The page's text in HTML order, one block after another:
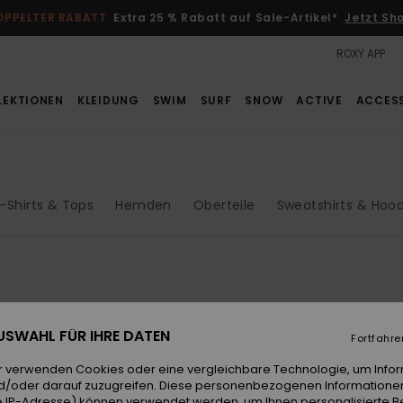
RABATT Extra 25 % Rabatt auf Sale-Artikel* Jetzt
ROXY APP
KLEIDUNG SWIM SURF SNOW ACTIVE
Shirts & Tops Hemden Oberteile Sweatshirts &
FÜR IHRE DATEN
verwenden Cookies oder eine vergleichbare Technologie, um
oder darauf zuzugreifen. Diese personenbezogenen